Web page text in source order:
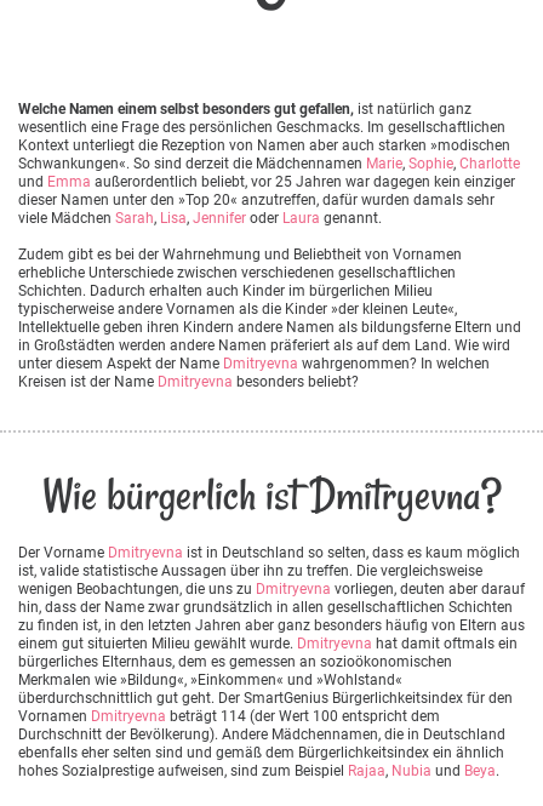
Welche Namen einem selbst besonders gut gefallen, ist natürlich ganz
wesentlich eine Frage des persönlichen Geschmacks. Im gesellschaftlichen
Kontext unterliegt die Rezeption von Namen aber auch starken »modischen
Schwankungen«. So sind derzeit die Mädchennamen Marie, Sophie, Charlotte
und Emma außerordentlich beliebt, vor 25 Jahren war dagegen kein einziger
dieser Namen unter den »Top 20« anzutreffen, dafür wurden damals sehr
viele Mädchen Sarah, Lisa, Jennifer oder Laura genannt.
Zudem gibt es bei der Wahrnehmung und Beliebtheit von Vornamen
erhebliche Unterschiede zwischen verschiedenen gesellschaftlichen
Schichten. Dadurch erhalten auch Kinder im bürgerlichen Milieu
typischerweise andere Vornamen als die Kinder »der kleinen Leute«,
Intellektuelle geben ihren Kindern andere Namen als bildungsferne Eltern und
in Großstädten werden andere Namen präferiert als auf dem Land. Wie wird
unter diesem Aspekt der Name Dmitryevna wahrgenommen? In welchen
Kreisen ist der Name Dmitryevna besonders beliebt?
Wie bürgerlich ist Dmitryevna?
Der Vorname Dmitryevna ist in Deutschland so selten, dass es kaum möglich
ist, valide statistische Aussagen über ihn zu treffen. Die vergleichsweise
wenigen Beobachtungen, die uns zu Dmitryevna vorliegen, deuten aber darauf
hin, dass der Name zwar grundsätzlich in allen gesellschaftlichen Schichten
zu finden ist, in den letzten Jahren aber ganz besonders häufig von Eltern aus
einem gut situierten Milieu gewählt wurde. Dmitryevna hat damit oftmals ein
bürgerliches Elternhaus, dem es gemessen an sozioökonomischen
Merkmalen wie »Bildung«, »Einkommen« und »Wohlstand«
überdurchschnittlich gut geht. Der SmartGenius Bürgerlichkeitsindex für den
Vornamen Dmitryevna beträgt 114 (der Wert 100 entspricht dem
Durchschnitt der Bevölkerung). Andere Mädchennamen, die in Deutschland
ebenfalls eher selten sind und gemäß dem Bürgerlichkeitsindex ein ähnlich
hohes Sozialprestige aufweisen, sind zum Beispiel Rajaa, Nubia und Beya.